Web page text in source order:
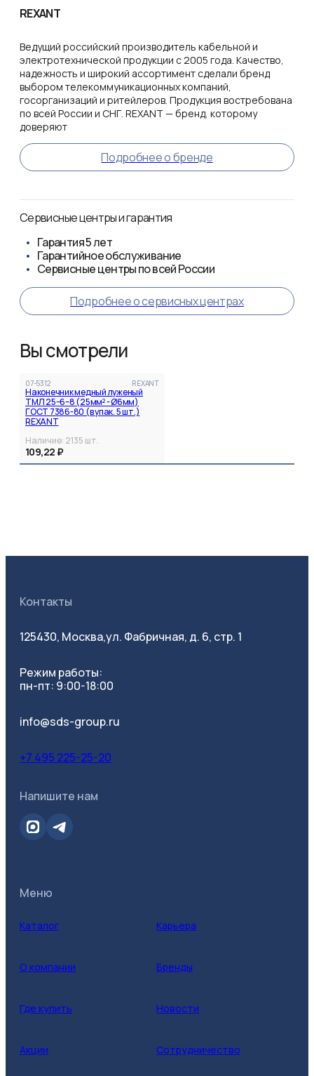
REXANT
Ведущий российский производитель кабельной и
электротехнической продукции с 2005 года. Качество,
надежность и широкий ассортимент сделали бренд
выбором телекоммуникационных компаний,
госорганизаций и ритейлеров. Продукция востребована
по всей России и СНГ. REXANT — бренд, которому
доверяют
Подробнее о бренде
Сервисные центры и гарантия
Гарантия5 лет
Гарантийное обслуживание
Сервисные центры по всей России
Подробнее о сервисных центрах
Вы смотрели
07-5312 REXANT
Наконечник медный луженый
ТМЛ 25–6–8 (25мм² - Ø6мм)
ГОСТ 7386-80 (в упак. 5 шт.)
REXANT
Наличие: 2135 шт.
109,22 ₽
Контакты
125430, Москва,ул. Фабричная, д. 6, стр. 1
Режим работы:
пн-пт: 9:00-18:00
info@sds-group.ru
+7 495 225-25-20
Напишите нам
Меню
Каталог Карьера
О компании Бренды
Где купить Новости
Акции Сотрудничество